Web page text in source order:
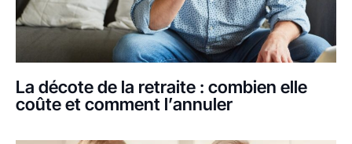
La décote de la retraite : combien elle
coûte et comment l’annuler